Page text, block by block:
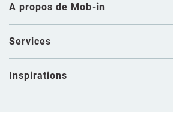
A propos de Mob-in
Services
Inspirations